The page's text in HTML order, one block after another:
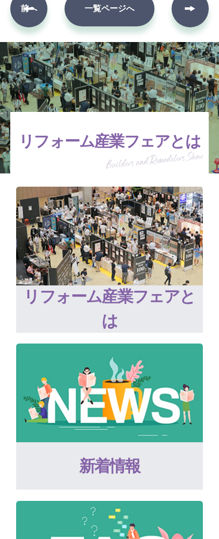
前へ 一覧ページへ
次へ
リフォーム産業フェアとは
リフォーム産業フェアと
は
新着情報